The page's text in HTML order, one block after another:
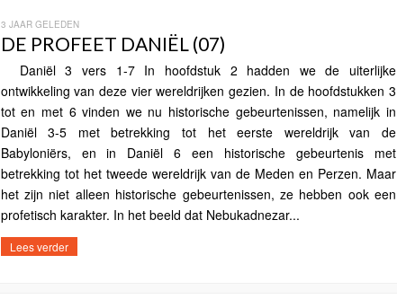
3 JAAR GELEDEN
DE PROFEET DANIËL (07)
Daniël 3 vers 1-7 In hoofdstuk 2 hadden we de uiterlijke
ontwikkeling van deze vier wereldrijken gezien. In de hoofdstukken 3
tot en met 6 vinden we nu historische gebeurtenissen, namelijk in
Daniël 3-5 met betrekking tot het eerste wereldrijk van de
Babyloniërs, en in Daniël 6 een historische gebeurtenis met
betrekking tot het tweede wereldrijk van de Meden en Perzen. Maar
het zijn niet alleen historische gebeurtenissen, ze hebben ook een
profetisch karakter. In het beeld dat Nebukadnezar...
Lees verder